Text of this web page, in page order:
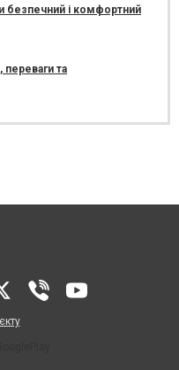
безпечний і комфортний
переваги та